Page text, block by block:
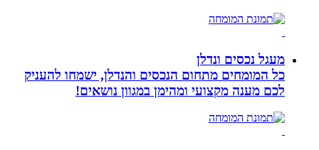
מעגל נכסים ונדלן
כל המומחים מתחום הנכסים והנדלן, ישמחו להעניק
לכם מענה מקצועי ומהימן במגוון נושאים!